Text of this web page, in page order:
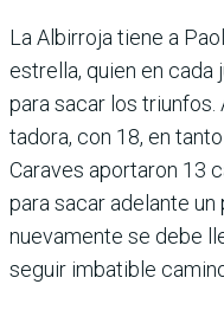
La Albirroja tiene a
estrella, quien en cada
para sacar los
tadora, con 18, en
Caraves aportaron 13
para sacar adelante
nuevamente se debe
seguir imbatible